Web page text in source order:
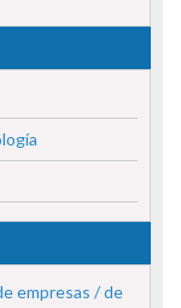
empresas / de